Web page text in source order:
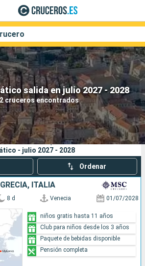
salida en julio 2027 - 2028
cruceros encontrados
Compañías
Buscar
de búsqueda:
- julio 2027 - 2028
Ordenar
ITALIA
8 d Venecia 01/07/2028
niños gratis hasta 11 años
Club para niños desde los 3 años
Paquete de bebidas disponible
Pensión completa